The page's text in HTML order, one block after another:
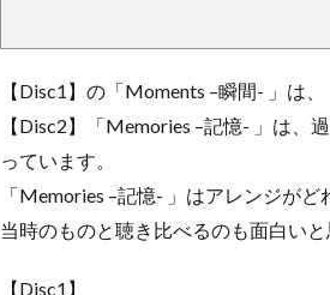
【Disc1】の「Moments –瞬間- 」は
【Disc2】「Memories –記憶- 」は
っています。
「Memories –記憶- 」はアレンジが
当時のものと聴き比べるのも面白いと
【Disc1】